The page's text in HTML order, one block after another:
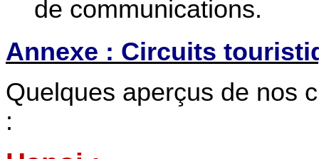
de communications.
Annexe : Circuits
Quelques aperçus de nos
: